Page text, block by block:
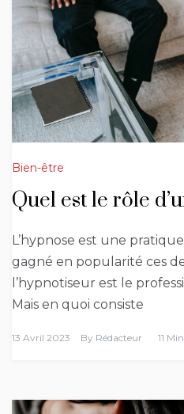
Bien-être
Quel est le rôle
L’hypnose est une
gagné en popularité ces
l’hypnotiseur est le
Mais en quoi consiste
13 Avril 2023 By Rédacteur 11